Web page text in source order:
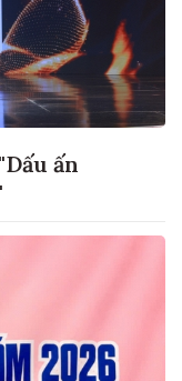
ấn